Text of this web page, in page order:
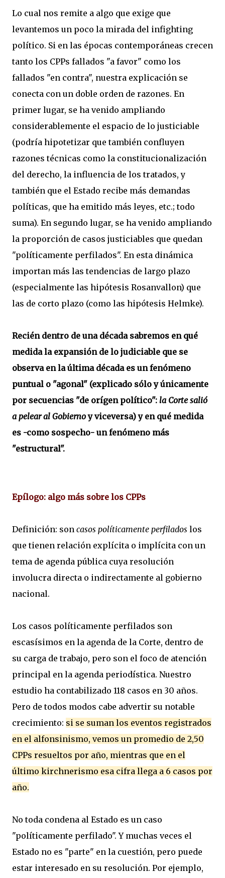
Lo cual nos remite a algo que exige que
levantemos un poco la mirada del infighting
político. Si en las épocas contemporáneas crecen
tanto los CPPs fallados "a favor" como los
fallados "en contra", nuestra explicación se
conecta con un doble orden de razones. En
primer lugar, se ha venido ampliando
considerablemente el espacio de lo justiciable
(podría hipotetizar que también confluyen
razones técnicas como la constitucionalización
del derecho, la influencia de los tratados, y
también que el Estado recibe más demandas
políticas, que ha emitido más leyes, etc.; todo
suma). En segundo lugar, se ha venido ampliando
la proporción de casos justiciables que quedan
"políticamente perfilados". En esta dinámica
importan más las tendencias de largo plazo
(especialmente las hipótesis Rosanvallon) que
las de corto plazo (como las hipótesis Helmke).
Recién dentro de una década sabremos en qué
medida la expansión de lo judiciable que se
observa en la última década es un fenómeno
puntual o "agonal" (explicado sólo y únicamente
por secuencias "de orígen político": la Corte salió
a pelear al Gobiernoy viceversa) y en qué medida
es -como sospecho- un fenómeno más
"estructural".
Epílogo: algo más sobre los CPPs
Definición: son casos políticamente perfilados los
que tienen relación explícita o implícita con un
tema de agenda pública cuya resolución
involucra directa o indirectamente al gobierno
nacional.
Los casos políticamente perfilados son
escasísimos en la agenda de la Corte, dentro de
su carga de trabajo, pero son el foco de atención
principal en la agenda periodística. Nuestro
estudio ha contabilizado 118 casos en 30 años.
Pero de todos modos cabe advertir su notable
crecimiento: si se suman los eventos registrados
en el alfonsinismo, vemos un promedio de 2,50
CPPs resueltos por año, mientras que en el
último kirchnerismo esa cifra llega a 6 casos por
año.
No toda condena al Estado es un caso
"políticamente perfilado". Y muchas veces el
Estado no es "parte" en la cuestión, pero puede
estar interesado en su resolución. Por ejemplo,